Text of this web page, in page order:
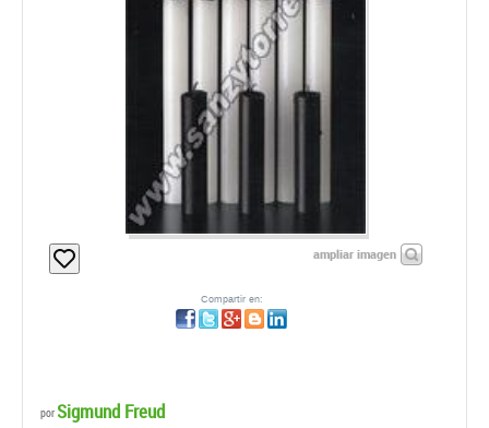
ampliar imagen
Compartir en:
por Sigmund Freud